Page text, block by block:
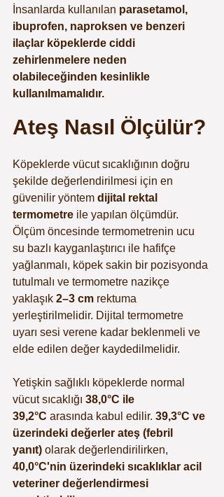
İnsanlarda kullanılan parasetamol,
ibuprofen, naproksen ve benzeri
ilaçlar köpeklerde ciddi
zehirlenmelere neden
olabileceğinden kesinlikle
kullanılmamalıdır.
Ateş Nasıl Ölçülür?
Köpeklerde vücut sıcaklığının doğru
şekilde değerlendirilmesi için en
güvenilir yöntem dijital rektal
termometre ile yapılan ölçümdür.
Ölçüm öncesinde termometrenin ucu
su bazlı kayganlaştırıcı ile hafifçe
yağlanmalı, köpek sakin bir pozisyonda
tutulmalı ve termometre nazikçe
yaklaşık 2–3 cm rektuma
yerleştirilmelidir. Dijital termometre
uyarı sesi verene kadar beklenmeli ve
elde edilen değer kaydedilmelidir.
Yetişkin sağlıklı köpeklerde normal
vücut sıcaklığı 38,0°C ile
39,2°C arasında kabul edilir. 39,3°C ve
üzerindeki değerler ateş (febril
yanıt) olarak değerlendirilirken,
40,0°C'nin üzerindeki sıcaklıklar acil
veteriner değerlendirmesi